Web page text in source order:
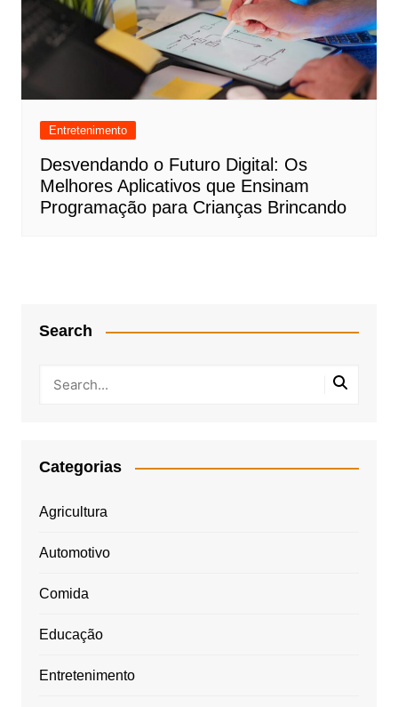
Entretenimento
Desvendando o Futuro Digital: Os
Melhores Aplicativos que Ensinam
Programação para Crianças Brincando
Search
Categorias
Agricultura
Automotivo
Comida
Educação
Entretenimento